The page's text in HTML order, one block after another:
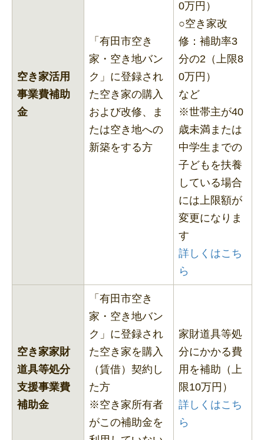
空き家活用
事業費補助
金
「有田市空き
家・空き地バン
ク」に登録され
た空き家の購入
および改修、ま
たは空き地への
新築をする方
0万円）
○空き家改
修：補助率3
分の2（上限8
0万円）
など
※世帯主が40
歳未満または
中学生までの
子どもを扶養
している場合
には上限額が
変更になりま
す
詳しくはこち
ら
空き家家財
道具等処分
支援事業費
補助金
「有田市空き
家・空き地バン
ク」に登録され
た空き家を購入
（賃借）契約し
た方
※空き家所有者
がこの補助金を
家財道具等処
分にかかる費
用を補助（上
限10万円）
詳しくはこち
ら